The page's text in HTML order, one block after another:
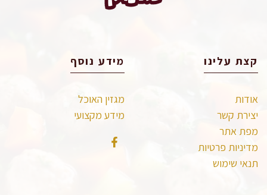
קצת עלינו
אודות
יצירת קשר
מפת אתר
מדיניות פרטיות
תנאי שימוש
מידע נוסף
מגזין האוכל
מידע מקצועי